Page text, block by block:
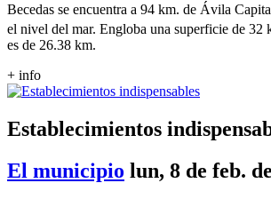
Becedas se encuentra a 94 km. de Ávila
el nivel del mar. Engloba una superficie de 32
es de 26.38 km.
+ info
Establecimientos
El municipio lun, 8 de feb.